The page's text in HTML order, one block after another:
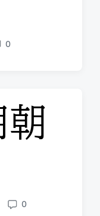
0
评
0